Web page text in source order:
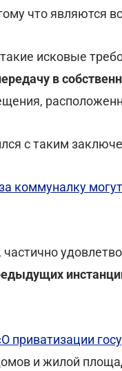
что являются
исковые
в
с таким
коммуналку
приватизации
и жилой